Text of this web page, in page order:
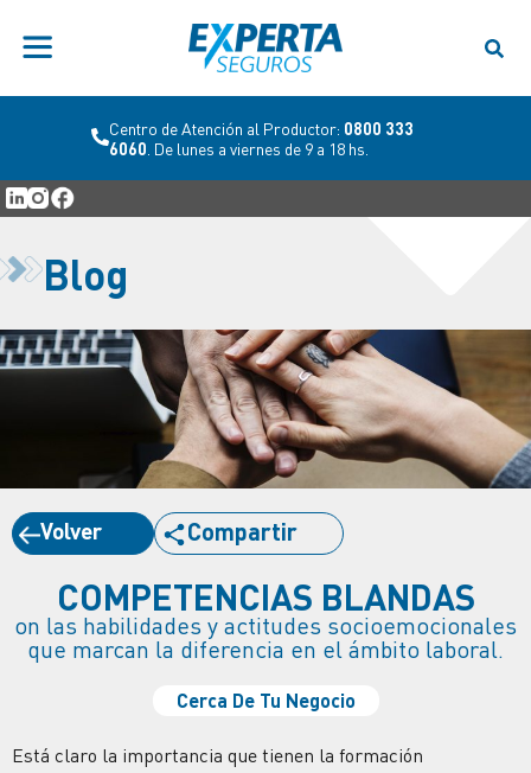
Centro de Atención al Productor: 0800 333
6060 . De lunes a viernes de 9 a 18 hs.
Blog
Volver Compartir
COMPETENCIAS BLANDAS
on las habilidades y actitudes socioemocionales
que marcan la diferencia en el ámbito laboral.
Cerca De Tu Negocio
Está claro la importancia que tienen la formación